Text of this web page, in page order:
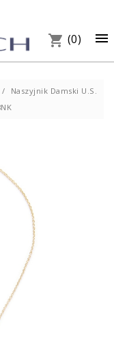

shopping_cart (0)
Naszyjnik Damski U.S.